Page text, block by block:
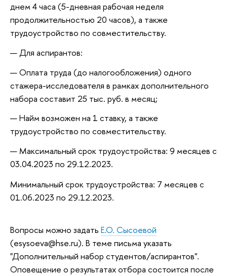
днем 4 часа (5-дневная рабочая неделя
продолжительностью 20 часов), а также
трудоустройство по совместительству.
Для аспирантов:
Оплата труда (до налогообложения) одного
стажера-исследователя в рамках дополнительного
набора составит 25 тыс. руб. в месяц;
Найм возможен на 1 ставку, а также
трудоустройство по совместительству.
Максимальный срок трудоустройства: 9 месяцев с
03.04.2023 по 29.12.2023.
Минимальный срок трудоустройства: 7 месяцев с
01.06.2023 по 29.12.2023.
Вопросы можно задать Е.О. Сысоевой
(esysoeva@hse.ru). В теме письма указать
"Дополнительный набор студентов/аспирантов".
Оповещение о результатах отбора состоится после